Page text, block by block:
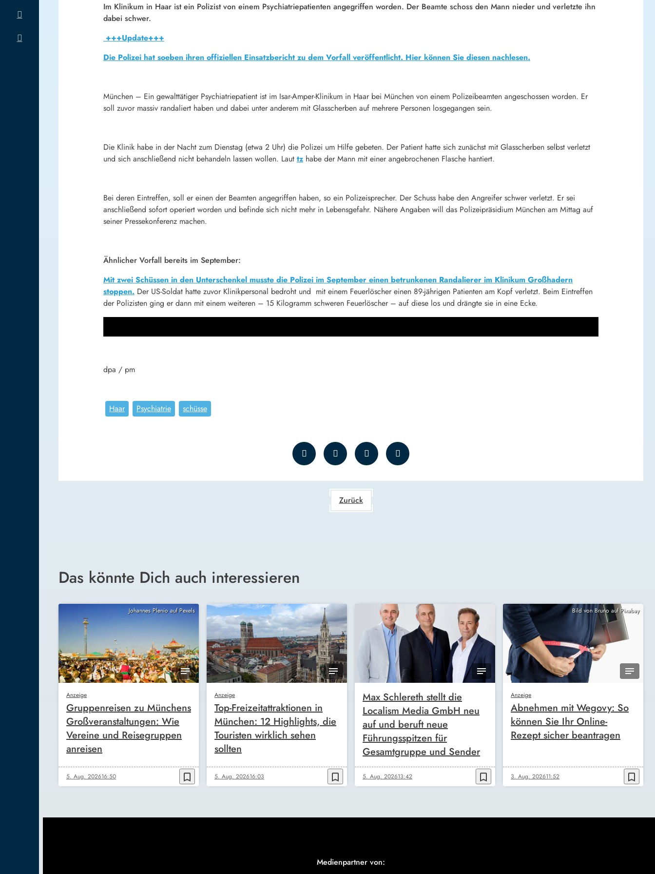
Im Klinikum in Haar ist ein Polizist von einem Psychiatriepatienten angegriffen worden. Der Beamte schoss den Mann nieder und verletzte ihn
dabei schwer.
+++Update+++
Die Polizei hat soeben ihren offiziellen Einsatzbericht zu dem Vorfall veröffentlicht. Hier können Sie diesen nachlesen.
München – Ein gewalttätiger Psychiatriepatient ist im Isar-Amper-Klinikum in Haar bei München von einem Polizeibeamten angeschossen worden. Er
soll zuvor massiv randaliert haben und dabei unter anderem mit Glasscherben auf mehrere Personen losgegangen sein.
Die Klinik habe in der Nacht zum Dienstag (etwa 2 Uhr) die Polizei um Hilfe gebeten. Der Patient hatte sich zunächst mit Glasscherben selbst verletzt
und sich anschließend nicht behandeln lassen wollen. Laut tz habe der Mann mit einer angebrochenen Flasche hantiert.
Bei deren Eintreffen, soll er einen der Beamten angegriffen haben, so ein Polizeisprecher. Der Schuss habe den Angreifer schwer verletzt. Er sei
anschließend sofort operiert worden und befinde sich nicht mehr in Lebensgefahr. Nähere Angaben will das Polizeipräsidium München am Mittag auf
seiner Pressekonferenz machen.
Ähnlicher Vorfall bereits im September:
Mit zwei Schüssen in den Unterschenkel musste die Polizei im September einen betrunkenen Randalierer im Klinikum Großhadern
stoppen. Der US-Soldat hatte zuvor Klinikpersonal bedroht und mit einem Feuerlöscher einen 89-jährigen Patienten am Kopf verletzt. Beim Eintreffen
der Polizisten ging er dann mit einem weiteren – 15 Kilogramm schweren Feuerlöscher – auf diese los und drängte sie in eine Ecke.
dpa / pm
Haar Psychiatrie schüsse
Zurück
Das könnte Dich auch interessieren
Johannes Plenio auf Pexels
Anzeige
Gruppenreisen zu Münchens
Großveranstaltungen: Wie
Vereine und Reisegruppen
anreisen
5. Aug. 202616:50 bookmark_border
Anzeige
Top-Freizeitattraktionen in
München: 12 Highlights, die
Touristen wirklich sehen
sollten
5. Aug. 202616:03 bookmark_border
Max Schlereth stellt die
Localism Media GmbH neu
auf und beruft neue
Führungsspitzen für
Gesamtgruppe und Sender
5. Aug. 202613:42 bookmark_border
Bild von Bruno auf Pixabay
Anzeige
Abnehmen mit Wegovy: So
können Sie Ihr Online-
Rezept sicher beantragen
3. Aug. 202611:52 bookmark_border
Medienpartner von: